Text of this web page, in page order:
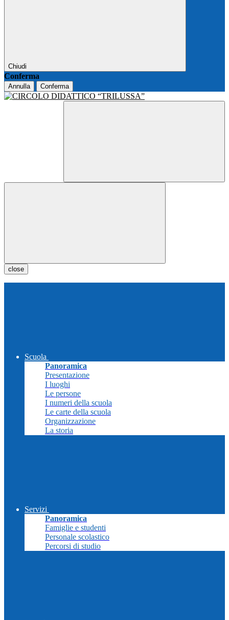
Chiudi
Conferma
Annulla Conferma
close
Scuola
Panoramica
Presentazione
I luoghi
Le persone
I numeri della scuola
Le carte della scuola
Organizzazione
La storia
Servizi
Panoramica
Famiglie e studenti
Personale scolastico
Percorsi di studio